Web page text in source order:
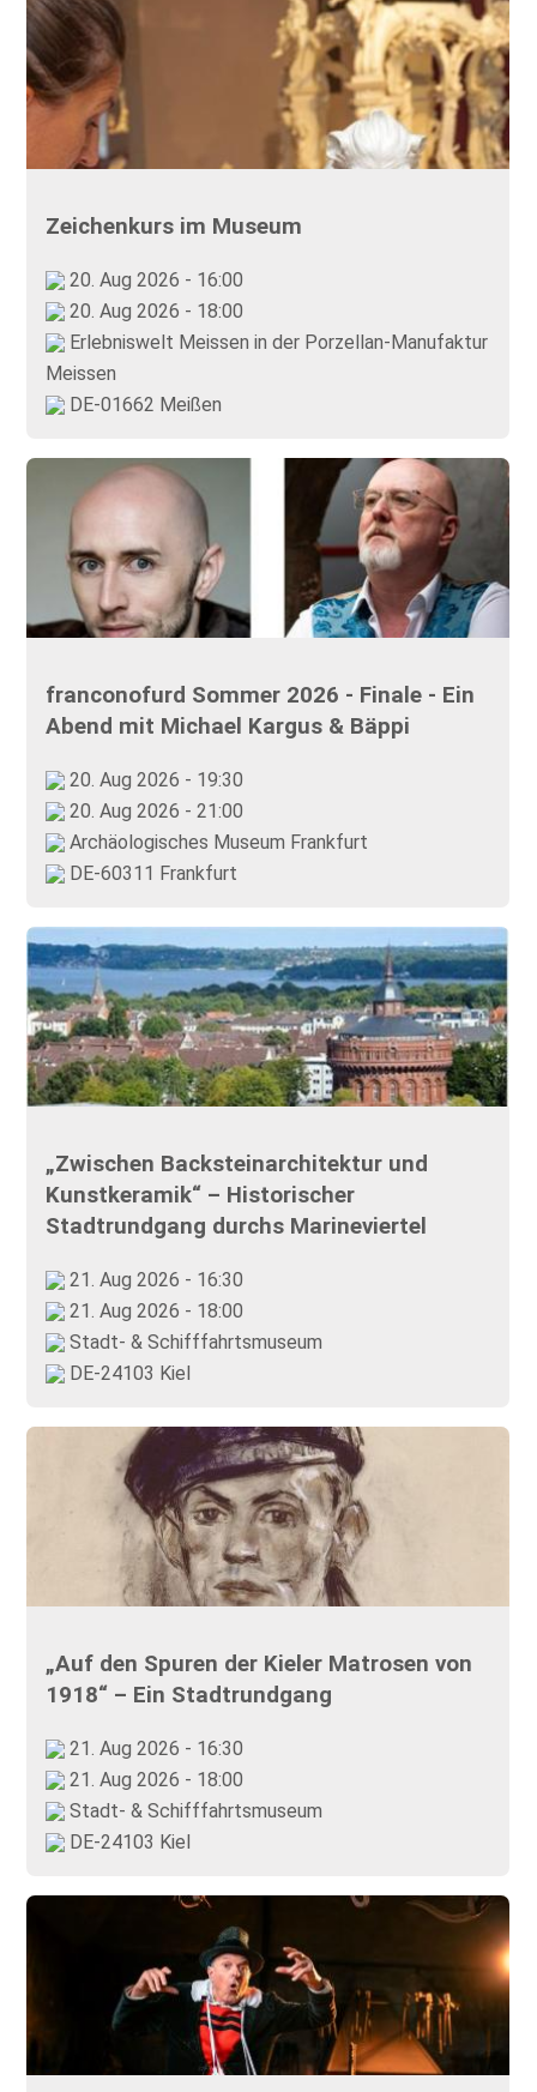
Zeichenkurs im Museum
20. Aug 2026 - 16:00
20. Aug 2026 - 18:00
Erlebniswelt Meissen in der Porzellan-Manufaktur
Meissen
DE-01662 Meißen
franconofurd Sommer 2026 - Finale - Ein
Abend mit Michael Kargus & Bäppi
20. Aug 2026 - 19:30
20. Aug 2026 - 21:00
Archäologisches Museum Frankfurt
DE-60311 Frankfurt
„Zwischen Backsteinarchitektur und
Kunstkeramik“ – Historischer
Stadtrundgang durchs Marineviertel
21. Aug 2026 - 16:30
21. Aug 2026 - 18:00
Stadt- & Schifffahrtsmuseum
DE-24103 Kiel
„Auf den Spuren der Kieler Matrosen von
1918“ – Ein Stadtrundgang
21. Aug 2026 - 16:30
21. Aug 2026 - 18:00
Stadt- & Schifffahrtsmuseum
DE-24103 Kiel